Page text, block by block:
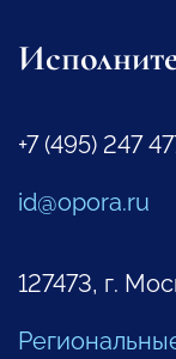
+7 (495) 247
id@opora.ru
127473, г.